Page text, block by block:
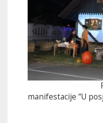
Primjer
manifestacije “U